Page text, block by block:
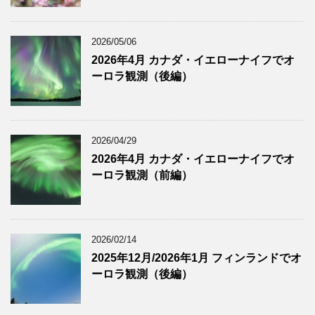
2026/05/06
2026年4月 カナダ・イエローナイフでオ
ーロラ観測（後編）
2026/04/29
2026年4月 カナダ・イエローナイフでオ
ーロラ観測（前編）
2026/02/14
2025年12月/2026年1月 フィンランドでオ
ーロラ観測（後編）